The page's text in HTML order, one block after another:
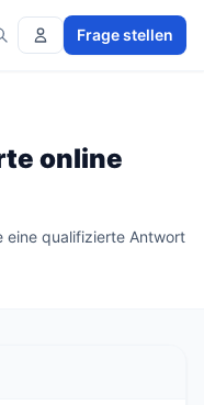
Frage stellen
online
eine qualifizierte Antwort